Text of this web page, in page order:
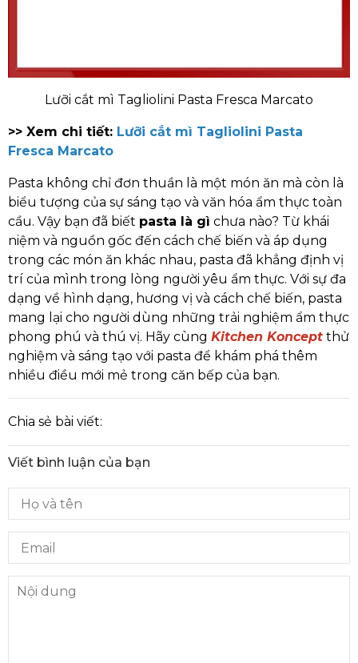
Lưỡi cắt mì Tagliolini Pasta Fresca Marcato
>> Xem chi tiết: Lưỡi cắt mì Tagliolini Pasta
Fresca Marcato
Pasta không chỉ đơn thuần là một món ăn mà còn là
biểu tượng của sự sáng tạo và văn hóa ẩm thực toàn
cầu. Vậy bạn đã biết pasta là gì chưa nào? Từ khái
niệm và nguồn gốc đến cách chế biến và áp dụng
trong các món ăn khác nhau, pasta đã khẳng định vị
trí của mình trong lòng người yêu ẩm thực. Với sự đa
dạng về hình dạng, hương vị và cách chế biến, pasta
mang lại cho người dùng những trải nghiệm ẩm thực
phong phú và thú vị. Hãy cùng Kitchen Koncept thử
nghiệm và sáng tạo với pasta để khám phá thêm
nhiều điều mới mẻ trong căn bếp của bạn.
Chia sẻ bài viết:
Viết bình luận của bạn